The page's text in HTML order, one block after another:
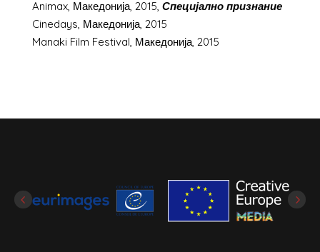
Animax, Македонија, 2015, Специјално признание
Cinedays, Македонија, 2015
Manaki Film Festival, Македонија, 2015